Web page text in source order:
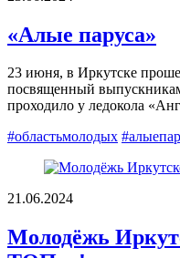
«Алые паруса»
23 июня, в Иркутске
посвященный
проходило у ледокола
#областьмолодых
21.06.2024
Молодёжь